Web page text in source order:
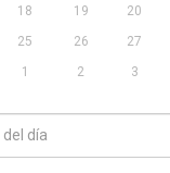
18 19 20
25 26 27
1 2 3